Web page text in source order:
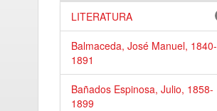
LITERATURA
Balmaceda, José Manuel, 1840-
1891
Bañados Espinosa, Julio, 1858-
1899